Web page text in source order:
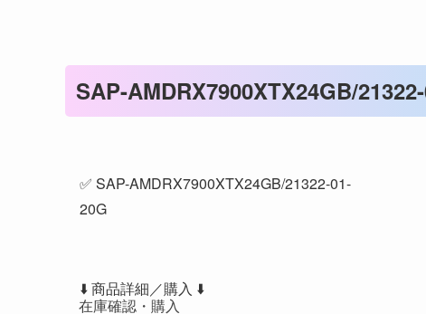
SAP-AMDRX7900XTX24GB/
✅ SAP-AMDRX7900XTX24GB/21322-01-
⬇️ 商品詳細／購入 ⬇️